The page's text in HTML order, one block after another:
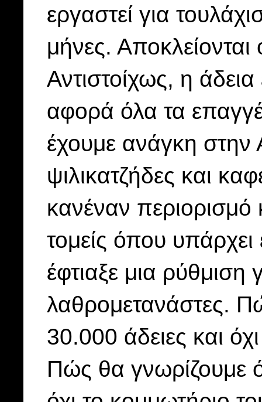
εργαστεί για
μήνες. Αποκλείονται
Αντιστοίχως, η
αφορά όλα τα
έχουμε ανάγκη
ψιλικατζήδες και
κανέναν περιορισμό
τομείς όπου
έφτιαξε μια
λαθρομετανάστες.
30.000 άδειες και
Πώς θα γνωρίζουμε